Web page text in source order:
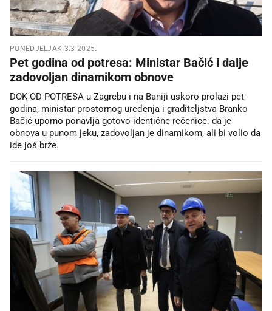
PONEDJELJAK 3.3.2025.
Pet godina od potresa: Ministar Bačić i dalje
zadovoljan dinamikom obnove
DOK OD POTRESA u Zagrebu i na Baniji uskoro prolazi pet
godina, ministar prostornog uređenja i graditeljstva Branko
Bačić uporno ponavlja gotovo identične rečenice: da je
obnova u punom jeku, zadovoljan je dinamikom, ali bi volio da
ide još brže.